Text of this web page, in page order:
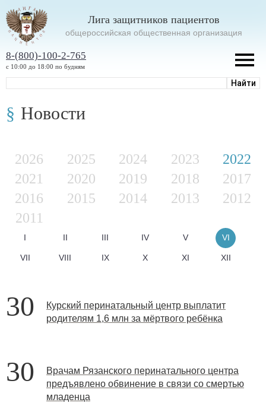
Лига защитников пациентов
oбщероссийская общественная организация
8-(800)-100-2-765
с 10:00 до 18:00 по будням
Новости
2026 2025 2024 2023
2022
2021
2020 2019 2018
2017
2016
2015 2014 2013
2012
2011
I II III IV V VI
VII VIII IX X XI XII
30
Курский перинатальный центр выплатит
родителям 1,6 млн за мёртвого ребёнка
30
Врачам Рязанского перинатального центра
предъявлено обвинение в связи со смертью
младенца